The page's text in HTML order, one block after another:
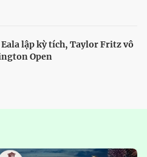
lập kỳ tích, Taylor Fritz vô
Open